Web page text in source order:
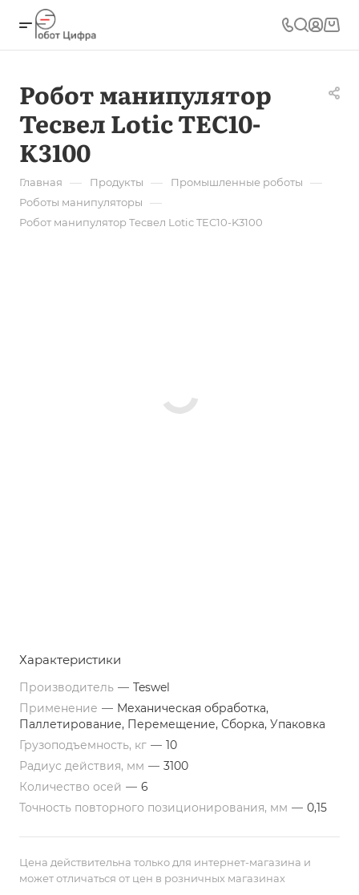
Робот манипулятор
Тесвел Lotic TEC10-
K3100
Главная — Продукты — Промышленные роботы —
Роботы манипуляторы —
Робот манипулятор Тесвел Lotic TEC10-K3100
Характеристики
Производитель — Teswel
Применение — Механическая обработка,
Паллетирование, Перемещение, Сборка, Упаковка
Грузоподъемность, кг — 10
Радиус действия, мм — 3100
Количество осей — 6
Точность повторного позиционирования, мм — 0,15
Цена действительна только для интернет-магазина и
может отличаться от цен в розничных магазинах